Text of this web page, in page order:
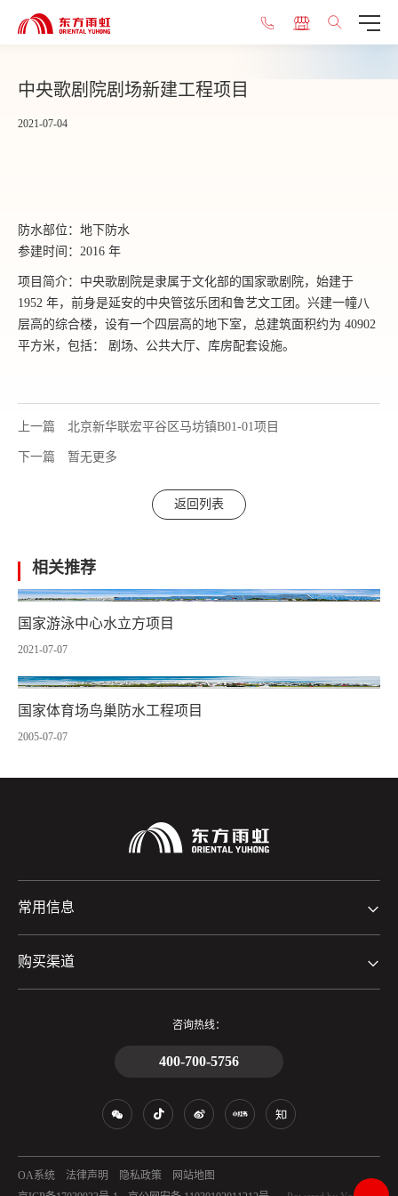
中央歌剧院剧场新建工程项目
2021-07-04
防水部位：地下防水
参建时间：2016 年
项目简介：中央歌剧院是隶属于文化部的国家歌剧院，始建于
1952 年，前身是延安的中央管弦乐团和鲁艺文工团。兴建一幢八
层高的综合楼，设有一个四层高的地下室，总建筑面积约为 40902
平方米，包括： 剧场、公共大厅、库房配套设施。
上一篇 北京新华联宏平谷区马坊镇B01-01项目
下一篇 暂无更多
返回列表
相关推荐
国家游泳中心水立方项目
2021-07-07
国家体育场鸟巢防水工程项目
2005-07-07
常用信息
购买渠道
咨询热线：
400-700-5756
OA系统 法律声明 隐私政策 网站地图